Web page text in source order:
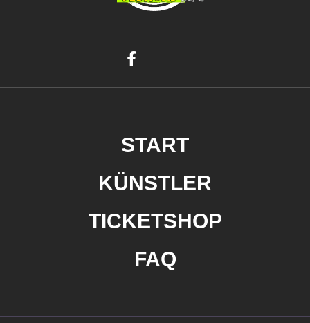
START
KÜNSTLER
TICKETSHOP
FAQ